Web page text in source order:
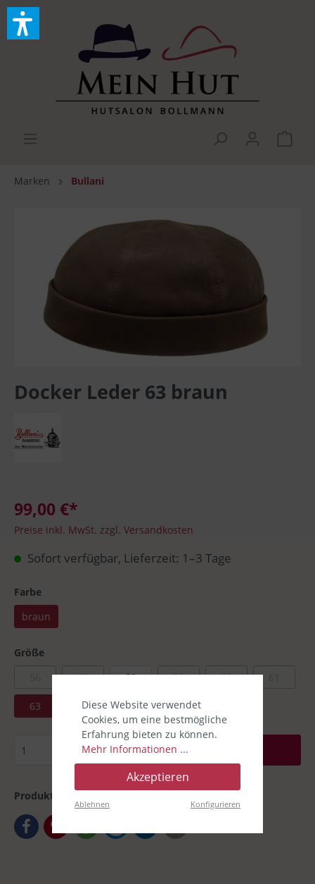
Marken Bullani
Docker Leder 63 braun
99,00 €*
Preise inkl. MwSt. zzgl. Versandkosten
Sofort verfügbar, Lieferzeit: 1–3 Tage
Farbe
braun
Größe
57 58 59 60
63
In den Warenkorb
Produktnummer:
Diese Website verwendet
Cookies, um eine bestmögliche
Erfahrung bieten zu können.
Mehr Informationen ...
Akzeptieren
Ablehnen Konfigurieren